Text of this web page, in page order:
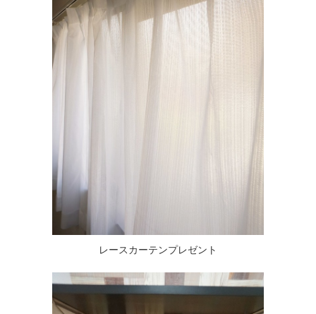
レースカーテンプレゼント